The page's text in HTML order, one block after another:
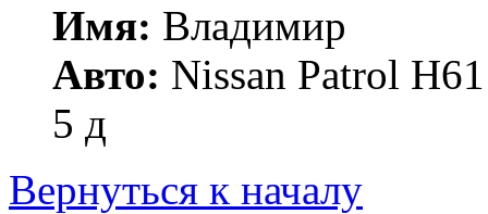
Имя: Владимир
Авто: Nissan Patrol
5 д
Вернуться к началу